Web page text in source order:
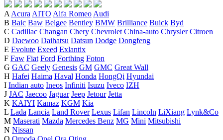
A Acura AITO Alfa Romeo Audi
B Baic Baw Belgee Bentley BMW Brilliance Buick Byd
C Cadillac Changan Chery Chevrolet China-auto Chrysler Citroen
D Daewoo Daihatsu Datsun Dodge Dongfeng
E Evolute Exeed Exlantix
F Faw Fiat Ford Forthing Foton
G GAC Geely Genesis GM GMC Great Wall
H Hafei Haima Haval Honda HongQi Hyundai
I Indian auto Ineos Infiniti Isuzu Iveco IZH
J JAC Jaecoo Jaguar Jeep Jetour Jetta
K KAIYI Kamaz KGM Kia
L Lada Lancia Land Rover Lexus Lifan Lincoln LiXiang Lynk&Co
M Maserati Mazda Mercedes Benz MG Mini Mitsubishi
N Nissan